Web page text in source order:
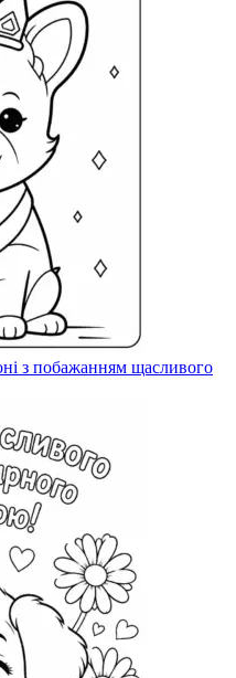
з побажанням щасливого